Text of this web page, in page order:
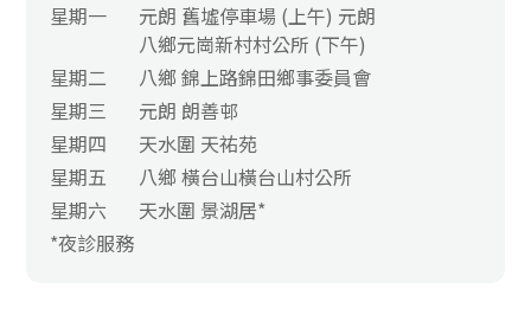
星期一
元朗 舊墟停車場 (上午) 元朗
八鄉元崗新村村公所 (下午)
星期二
八鄉 錦上路錦田鄉事委員會
星期三
元朗 朗善邨
星期四
天水圍 天祐苑
星期五
八鄉 橫台山橫台山村公所
星期六
天水圍 景湖居*
*夜診服務